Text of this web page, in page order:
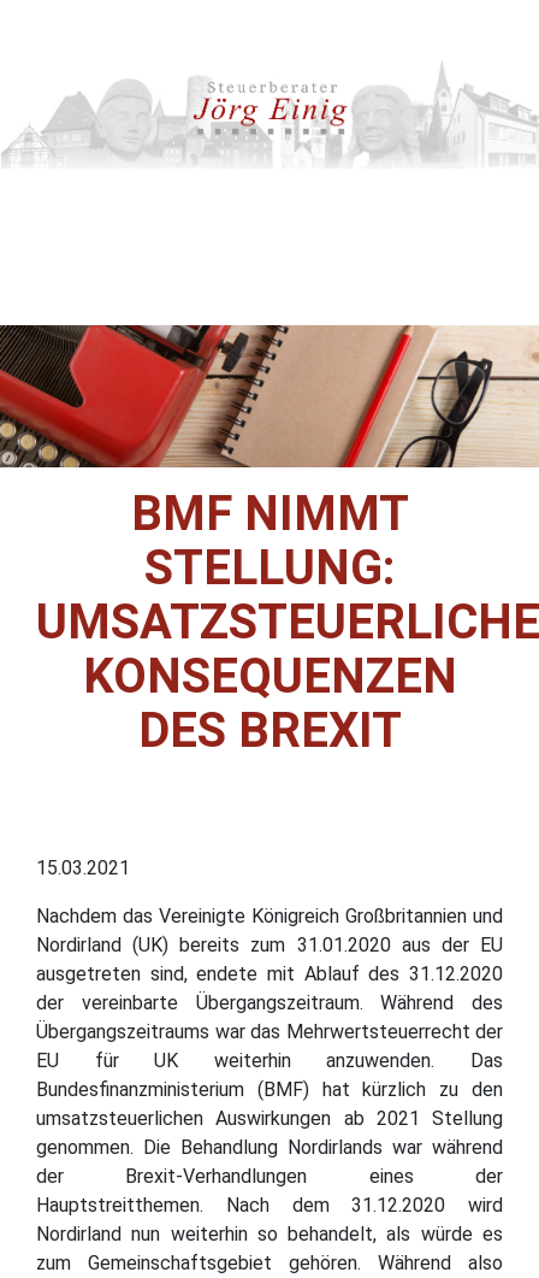
BMF NIMMT
STELLUNG:
UMSATZSTEUERLICHE
KONSEQUENZEN
DES BREXIT
15.03.2021
Nachdem das Vereinigte Königreich Großbritannien und
Nordirland (UK) bereits zum 31.01.2020 aus der EU
ausgetreten sind, endete mit Ablauf des 31.12.2020
der vereinbarte Übergangszeitraum. Während des
Übergangszeitraums war das Mehrwertsteuerrecht der
EU für UK weiterhin anzuwenden. Das
Bundesfinanzministerium (BMF) hat kürzlich zu den
umsatzsteuerlichen Auswirkungen ab 2021 Stellung
genommen. Die Behandlung Nordirlands war während
der Brexit-Verhandlungen eines der
Hauptstreitthemen. Nach dem 31.12.2020 wird
Nordirland nun weiterhin so behandelt, als würde es
zum Gemeinschaftsgebiet gehören. Während also